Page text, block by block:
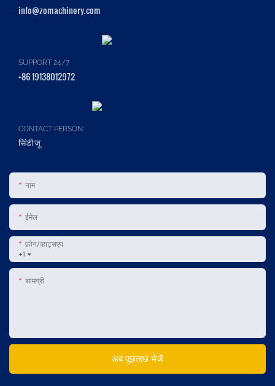
info@zomachinery.com
SUPPORT 24/7
+86 19138012972
CONTACT PERSON:
सिंडी जू
नाम
ईमेल
+1
फ़ोन/व्हाट्सएप
सामग्री
अब पूछताछ भेजें